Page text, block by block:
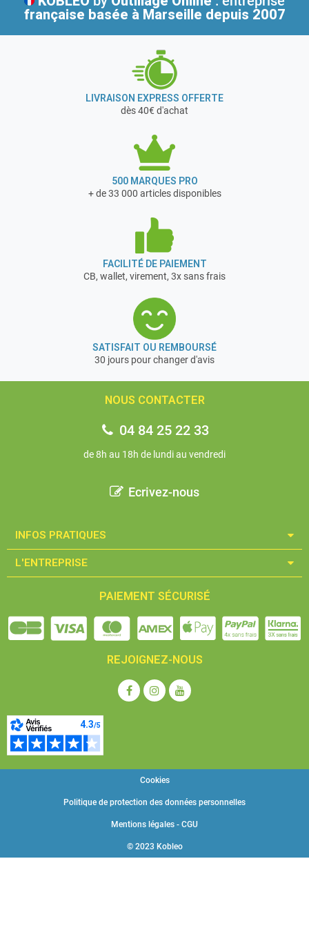
française basée à Marseille depuis 2007
LIVRAISON EXPRESS OFFERTE
dès 40€ d'achat
500 MARQUES PRO
+ de 33 000 articles disponibles
FACILITÉ DE PAIEMENT
CB, wallet, virement, 3x sans frais
SATISFAIT OU REMBOURSÉ
30 jours pour changer d'avis
NOUS CONTACTER
04 84 25 22 33
de 8h au 18h de lundi au vendredi
Ecrivez-nous
INFOS PRATIQUES​
L'ENTREPRISE​
PAIEMENT SÉCURISÉ
REJOIGNEZ-NOUS
© 2023 Kobleo
Mentions légales - CGU
Politique de protection des données personnelles
Cookies